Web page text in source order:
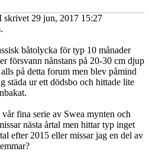
skrivet 29 jun, 2017 15:27
båtolycka för typ 10 månader
försvann nånstans på 20-30 cm djup
på detta forum men blev påmind
städa ur ett dödsbo och hittade lite
fina serie av Swea mynten och
nästa årtal men hittar typ inget
efter 2015 eller missar jag en del av